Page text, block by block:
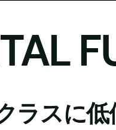
ラスに低